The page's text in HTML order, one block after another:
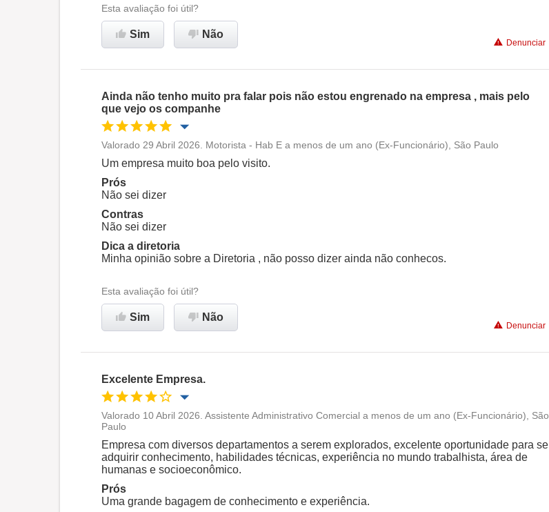
Ambiente de trabalho
Recomenda esta empresa
Esta avaliação foi útil?
Sim Não
Denunciar
Ainda não tenho muito pra falar pois não estou engrenado na empresa , mais pelo
que vejo os companhe
Oportunidade de promoção
Ambiente de trabalho
Recomenda esta empresa
Valorado 29 Abril 2026. Motorista - Hab E a menos de um ano (Ex-Funcionário), São Paulo
Um empresa muito boa pelo visito.
Prós
Não sei dizer
Contras
Não sei dizer
Dica a diretoria
Minha opinião sobre a Diretoria , não posso dizer ainda não conhecos.
Esta avaliação foi útil?
Sim Não
Denunciar
Excelente Empresa.
Oportunidade de promoção
Ambiente de trabalho Benefícios
Recomenda esta empresa Não recomenda a diretoria
Valorado 10 Abril 2026. Assistente Administrativo Comercial a menos de um ano (Ex-Funcionário), São
Paulo
Empresa com diversos departamentos a serem explorados, excelente oportunidade para se
adquirir conhecimento, habilidades técnicas, experiência no mundo trabalhista, área de
humanas e socioeconômico.
Prós
Uma grande bagagem de conhecimento e experiência.